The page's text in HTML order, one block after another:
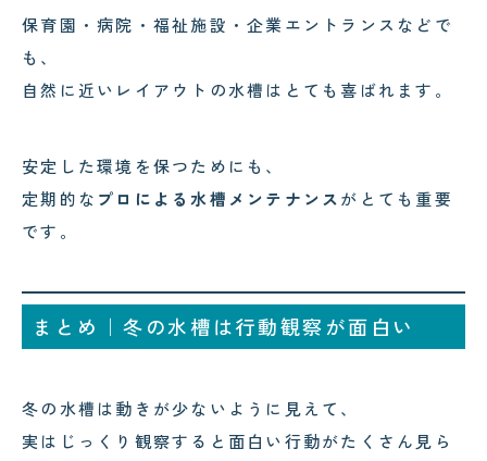
保育園・病院・福祉施設・企業エントランスなどで
も、
自然に近いレイアウトの水槽はとても喜ばれます。
安定した環境を保つためにも、
定期的な プロによる水槽メンテナンスがとても重要
です。
まとめ｜冬の水槽は行動観察が面白い
冬の水槽は動きが少ないように見えて、
実はじっくり観察すると面白い行動がたくさん見ら